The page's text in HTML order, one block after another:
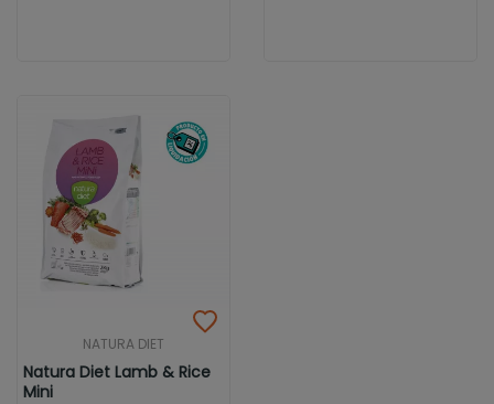
NATURA DIET
Natura Diet Lamb & Rice
Mini